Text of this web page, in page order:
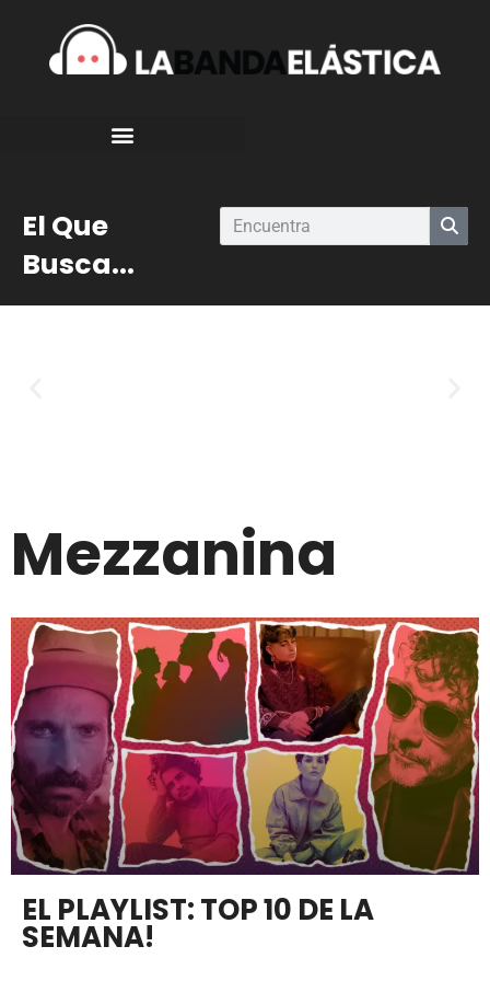
El Que
Busca...
Mezzanina
EL PLAYLIST: TOP 10 DE LA
SEMANA!